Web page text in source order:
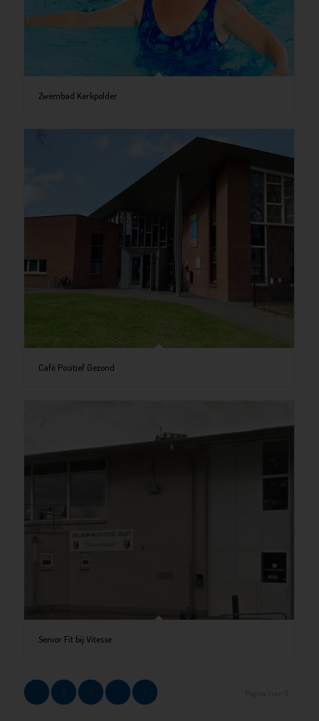
Zwembad Kerkpolder
Café Positief Gezond
Senior Fit bij Vitesse
2 3